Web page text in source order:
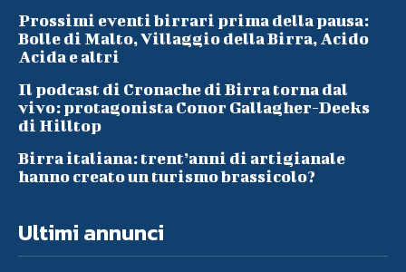
Prossimi eventi birrari prima della pausa:
Bolle di Malto, Villaggio della Birra, Acido
Acida e altri
Il podcast di Cronache di Birra torna dal
vivo: protagonista Conor Gallagher-Deeks
di Hilltop
Birra italiana: trent’anni di artigianale
hanno creato un turismo brassicolo?
Ultimi annunci